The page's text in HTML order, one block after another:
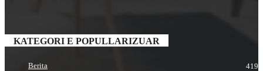
KATEGORI E POPULLARIZUAR
Berita
419